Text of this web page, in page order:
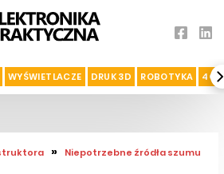
WYŚWIETLACZE DRUK 3D ROBOTYKA 4G I
» Niepotrzebne źródła szumu